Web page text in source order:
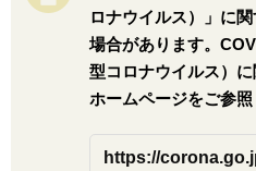
ロナウイルス）」に
場合があります。
型コロナウイルス）
ホームページをご参照
https://